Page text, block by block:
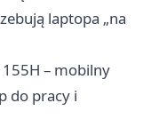
laptopa „na
– mobilny
do pracy i